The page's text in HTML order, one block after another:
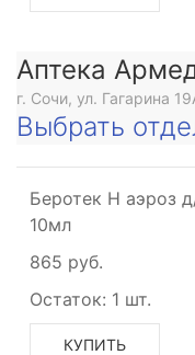
Аптека
г. Сочи, ул. Гагарина
Выбрать
Беротек Н аэроз
10мл
865 руб.
Остаток: 1 шт.
КУПИТЬ